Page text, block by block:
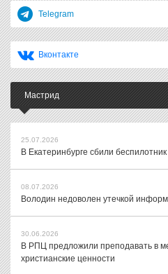
Telegram
Вконтакте
Мастрид
25.07.2026
В Екатеринбурге сбили беспилотник
08.07.2026
Володин недоволен утечкой
30.06.2026
В РПЦ предложили преподавать в
христианские ценности